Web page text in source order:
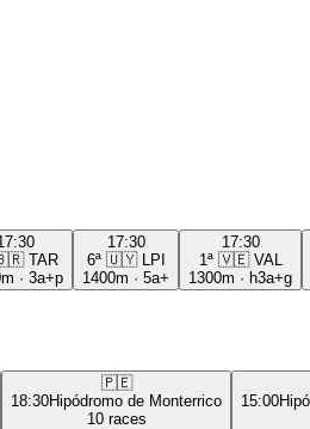
TAR
· 3a+p
17:30
6ª 🇺🇾
LPI
1400m · 5a+
17:30
1ª 🇻🇪 VAL
1300m · h3a+g
🇵🇪
18:30Hipódromo de Monterrico
10 races
15:00